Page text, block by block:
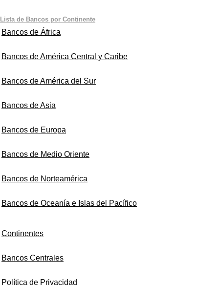
Lista de Bancos por Continente
Bancos de África
Bancos de América Central y Caribe
Bancos de América del Sur
Bancos de Asia
Bancos de Europa
Bancos de Medio Oriente
Bancos de Norteamérica
Bancos de Oceanía e Islas del Pacífico
Continentes
Bancos Centrales
Política de Privacidad